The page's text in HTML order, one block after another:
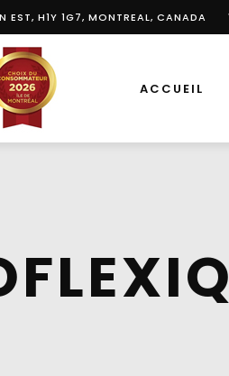
EST, H1Y 1G7, MONTREAL, CANADA
ACCUEIL